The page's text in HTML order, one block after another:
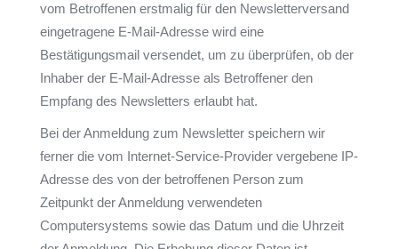
vom Betroffenen erstmalig für den Newsletterversand
eingetragene E-Mail-Adresse wird eine
Bestätigungsmail versendet, um zu überprüfen, ob der
Inhaber der E-Mail-Adresse als Betroffener den
Empfang des Newsletters erlaubt hat.
Bei der Anmeldung zum Newsletter speichern wir
ferner die vom Internet-Service-Provider vergebene IP-
Adresse des von der betroffenen Person zum
Zeitpunkt der Anmeldung verwendeten
Computersystems sowie das Datum und die Uhrzeit